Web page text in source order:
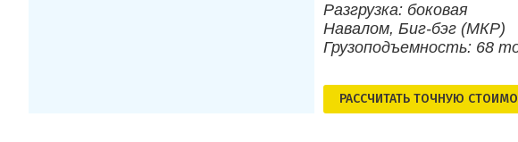
Разгрузка: боковая
Навалом, Биг-бэг (МКР)
Грузоподъемность: 68
РАСCЧИТАТЬ ТОЧНУЮ